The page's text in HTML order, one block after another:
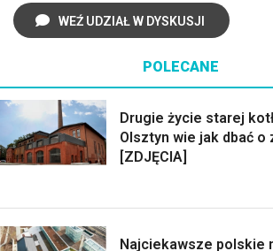
WEŹ UDZIAŁ W DYSKUSJI
POLECANE
Drugie życie starej
Olsztyn wie jak dbać o
[ZDJĘCIA]
Najciekawsze polskie